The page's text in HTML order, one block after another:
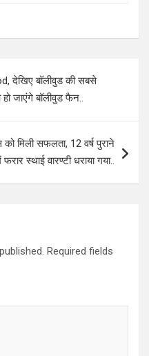
देखिए बॉलीवुड की सबसे
जाएंगे बॉलीवुड फैन..
मिली सफलता, 12 वर्ष पुराने
स्थाई वारण्टी धराया गया..
Required fields